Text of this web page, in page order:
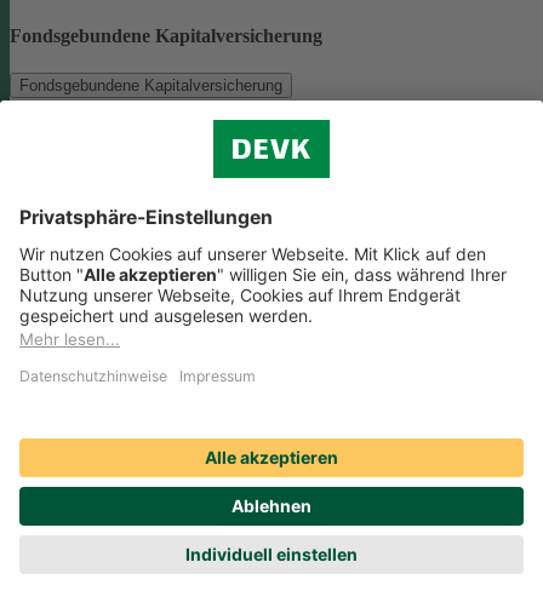
Fondsgebundene Kapitalversicherung
Fondsgebundene Kapitalversicherung
Als Anlagemöglichkeit mit ökologischen und/oder sozialen
Zu der oben genannten Anlagemöglichkeit finden Sie hier die
nachhaltigkeitsbezogenen Offenlegungen:
Regelmäßige Informationen zum Monega FairInvest Aktien
R aufrufen
Weitere Rentenversicherungen (nicht fondsgebunden)
ökologische und/oder soziale Merkmale berücksichtigt.Zu der oben
genannten Anlagemöglichkeit finden Sie hier die
nachhaltigkeitsbezogenen Offenlegungen:
Regelmäßige Informationen zum Sicherungsvermögen
(DEVK Lebensversicherungsverein a.G.) herunterladen (PDF,
205 KB)